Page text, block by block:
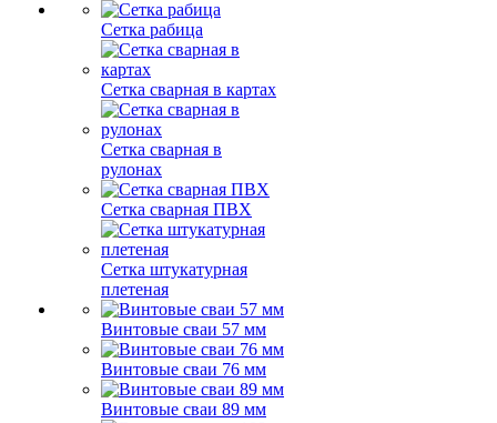
Сетка рабица
Сетка сварная в картах
Сетка сварная в
рулонах
Сетка сварная ПВХ
Сетка штукатурная
плетеная
Винтовые сваи 57 мм
Винтовые сваи 76 мм
Винтовые сваи 89 мм